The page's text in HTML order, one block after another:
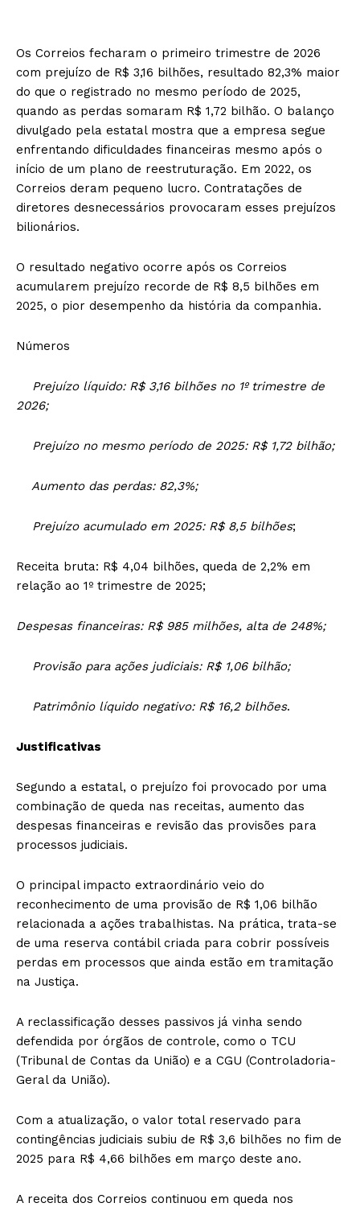
Os Correios fecharam o primeiro trimestre de 2026
com prejuízo de R$ 3,16 bilhões, resultado 82,3% maior
do que o registrado no mesmo período de 2025,
quando as perdas somaram R$ 1,72 bilhão. O balanço
divulgado pela estatal mostra que a empresa segue
enfrentando dificuldades financeiras mesmo após o
início de um plano de reestruturação. Em 2022, os
Correios deram pequeno lucro. Contratações de
diretores desnecessários provocaram esses prejuízos
bilionários.
O resultado negativo ocorre após os Correios
acumularem prejuízo recorde de R$ 8,5 bilhões em
2025, o pior desempenho da história da companhia.
Números
Prejuízo líquido: R$ 3,16 bilhões no 1º trimestre de
2026;
Prejuízo no mesmo período de 2025: R$ 1,72 bilhão;
Aumento das perdas: 82,3%;
Prejuízo acumulado em 2025: R$ 8,5 bilhões;
Receita bruta: R$ 4,04 bilhões, queda de 2,2% em
relação ao 1º trimestre de 2025;
Despesas financeiras: R$ 985 milhões, alta de 248%;
Provisão para ações judiciais: R$ 1,06 bilhão;
Patrimônio líquido negativo: R$ 16,2 bilhões.
Justificativas
Segundo a estatal, o prejuízo foi provocado por uma
combinação de queda nas receitas, aumento das
despesas financeiras e revisão das provisões para
processos judiciais.
O principal impacto extraordinário veio do
reconhecimento de uma provisão de R$ 1,06 bilhão
relacionada a ações trabalhistas. Na prática, trata-se
de uma reserva contábil criada para cobrir possíveis
perdas em processos que ainda estão em tramitação
na Justiça.
A reclassificação desses passivos já vinha sendo
defendida por órgãos de controle, como o TCU
(Tribunal de Contas da União) e a CGU (Controladoria-
Geral da União).
Com a atualização, o valor total reservado para
contingências judiciais subiu de R$ 3,6 bilhões no fim de
2025 para R$ 4,66 bilhões em março deste ano.
A receita dos Correios continuou em queda nos